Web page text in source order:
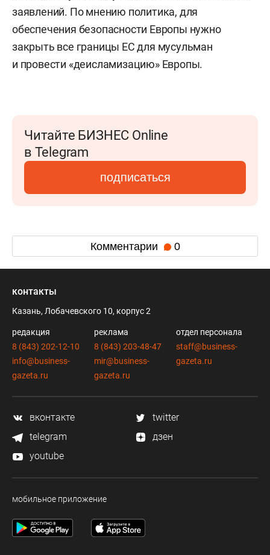
заявлений. По мнению политика, для
обеспечения безопасности Европы нужно
закрыть все границы ЕС для мусульман
и провести «деисламизацию» Европы.
Читайте БИЗНЕС Online
в Telegram
подписаться
Комментарии 0
контакты
Казань, Лобачевского 10, корпус 2
редакция
8 (843) 202-12-10
info@business-
gazeta.ru
реклама
8 (843) 203-48-47
mir@business-
gazeta.ru
отдел персонала
staff@business-
gazeta.ru
вконтакте
twitter
telegram
дзен
youtube
мобильное приложение